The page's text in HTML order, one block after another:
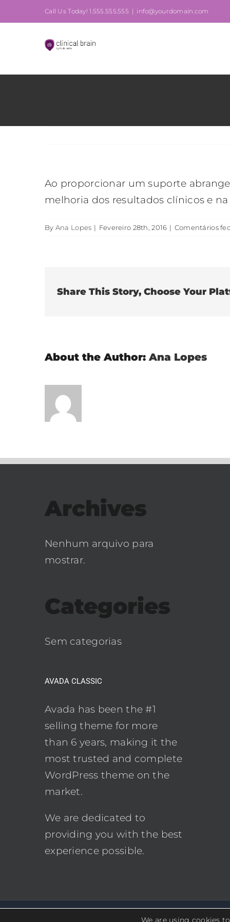
to
Call Us Today! 1.555.555.555 | info@yourdomain.com
Ao proporcionar um suporte
melhoria dos resultados clínicos e
By Ana Lopes | Fevereiro 28th, 2016 | Comentários
Share This Story, Choose Your
About the Author: Ana Lopes
Archives
Nenhum arquivo para
mostrar.
Categories
Sem categorias
AVADA CLASSIC
Avada has been the #1
selling theme for more
than 6 years, making it the
most trusted and complete
WordPress theme on the
market.
We are dedicated to
providing you with the best
experience possible.
We are using cookies